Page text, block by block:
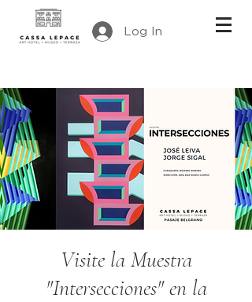
Log In
Visite la Muestra
"Intersecciones" en la